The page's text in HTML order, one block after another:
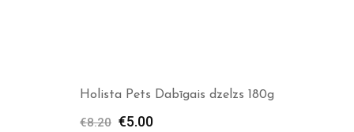
Holista Pets Dabīgais dzelzs 180g
5.00